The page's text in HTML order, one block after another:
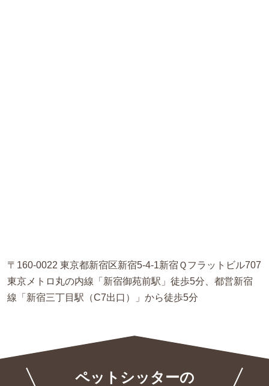
〒160-0022 東京都新宿区新宿5-4-1新宿Ｑフラットビル707
東京メトロ丸の内線「新宿御苑前駅」徒歩5分、都営新宿
線「新宿三丁目駅（C7出口）」から徒歩5分
ペットシッターの